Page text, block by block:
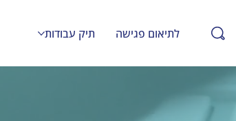
לתיאום פגישה תיק עבודות